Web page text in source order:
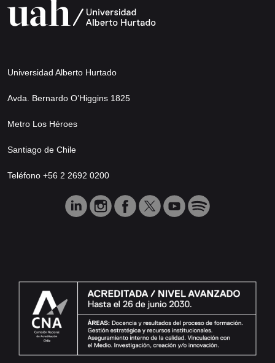
Universidad Alberto Hurtado
Avda. Bernardo O’Higgins 1825
Metro Los Héroes
Santiago de Chile
Teléfono +56 2 2692 0200